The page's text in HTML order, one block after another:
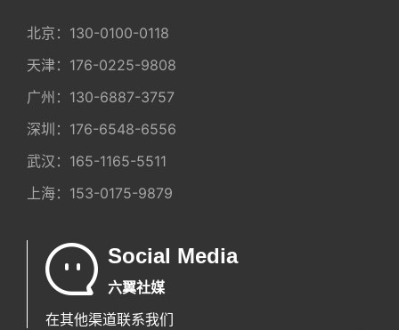
北京： 130-0100-0118
天津： 176-0225-9808
广州： 130-6887-3757
深圳： 176-6548-6556
武汉： 165-1165-5511
上海： 153-0175-9879
Social Media
六翼社媒
在其他渠道联系我们